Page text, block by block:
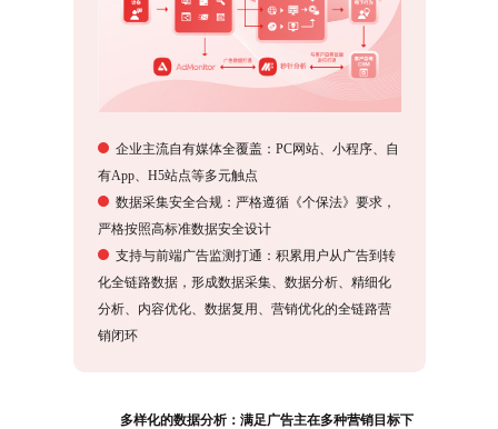
企业主流自有媒体全覆盖：PC网站、小程序、自
有App、H5站点等多元触点
数据采集安全合规：严格遵循《个保法》要求，
严格按照高标准数据安全设计
支持与前端广告监测打通：积累用户从广告到转
化全链路数据，形成数据采集、数据分析、精细化
分析、内容优化、数据复用、营销优化的全链路营
销闭环
多样化的数据分析：满足广告主在多种营销目标下